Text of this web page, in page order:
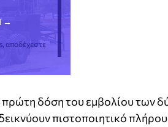
αποδέχεστε
πρώτη δόση του εμβολίου των
πιστοποιητικό